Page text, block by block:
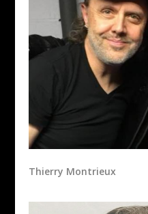
Thierry Montrieux